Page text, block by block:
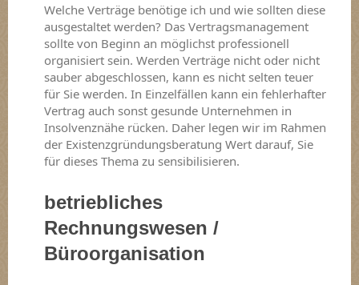
Welche Verträge benötige ich und wie sollten diese
ausgestaltet werden? Das Vertragsmanagement
sollte von Beginn an möglichst professionell
organisiert sein. Werden Verträge nicht oder nicht
sauber abgeschlossen, kann es nicht selten teuer
für Sie werden. In Einzelfällen kann ein fehlerhafter
Vertrag auch sonst gesunde Unternehmen in
Insolvenznähe rücken. Daher legen wir im Rahmen
der Existenzgründungsberatung Wert darauf, Sie
für dieses Thema zu sensibilisieren.
betriebliches
Rechnungswesen /
Büroorganisation